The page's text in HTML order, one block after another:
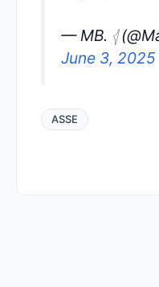
— MB. 𓂆
June 3, 2025
ASSE